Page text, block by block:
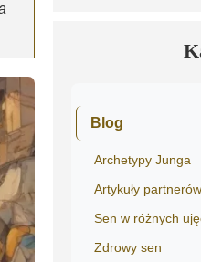
Blog
Archetypy Junga
Artykuły partnerów
Sen w różnych
Zdrowy sen